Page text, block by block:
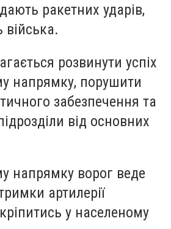
ракетних ударів,
війська.
розвинути успіх
напрямку, порушити
забезпечення та
від основних
напрямку ворог веде
артилерії
у населеному